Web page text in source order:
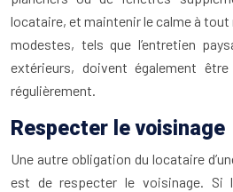
locataire, et maintenir le calme à
modestes, tels que l’entretien
extérieurs, doivent également
régulièrement.
Respecter le voisinage
Une autre obligation du locataire
est de respecter le voisinage.